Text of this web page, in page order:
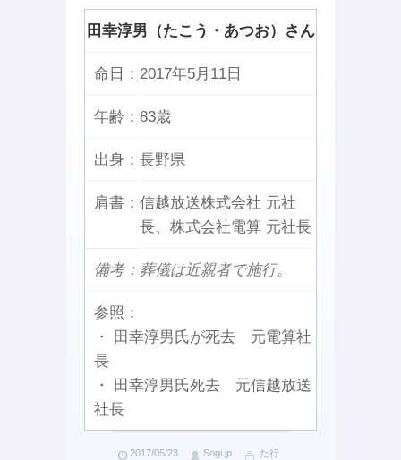
田幸淳男（たこう・あつお）さん
命日： 2017年5月11日
年齢： 83歳
出身： 長野県
肩書： 信越放送株式会社 元社
長、株式会社電算 元社長
備考：葬儀は近親者で施行。
参照：
・ 田幸淳男氏が死去 元電算社
長
・ 田幸淳男氏死去 元信越放送
社長
2017/05/23 Sogi.jp た行